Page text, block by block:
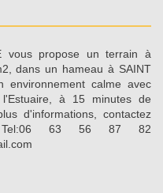
vous propose un terrain à
dans un hameau à SAINT
environnement calme avec
à 15 minutes de
d'informations, contactez
Tel:06 63 56 87 82